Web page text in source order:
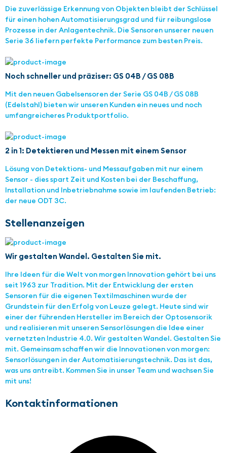
Die zuverlässige Erkennung von Objekten bleibt der Schlüssel
für einen hohen Automatisierungsgrad und für reibungslose
Prozesse in der Anlagentechnik. Die Sensoren unserer neuen
Serie 36 liefern perfekte Performance zum besten Preis.
Noch schneller und präziser: GS 04B / GS 08B
Mit den neuen Gabelsensoren der Serie GS 04B / GS 08B
(Edelstahl) bieten wir unseren Kunden ein neues und noch
umfangreicheres Produktportfolio.
2 in 1: Detektieren und Messen mit einem Sensor
Lösung von Detektions- und Messaufgaben mit nur einem
Sensor - dies spart Zeit und Kosten bei der Beschaffung,
Installation und Inbetriebnahme sowie im laufenden Betrieb:
der neue ODT 3C.
Stellenanzeigen
Wir gestalten Wandel. Gestalten Sie mit.
Ihre Ideen für die Welt von morgen Innovation gehört bei uns
seit 1963 zur Tradition. Mit der Entwicklung der ersten
Sensoren für die eigenen Textilmaschinen wurde der
Grundstein für den Erfolg von Leuze gelegt. Heute sind wir
einer der führenden Hersteller im Bereich der Optosensorik
und realisieren mit unseren Sensorlösungen die Idee einer
vernetzten Industrie 4.0. Wir gestalten Wandel. Gestalten Sie
mit. Gemeinsam schaffen wir die Innovationen von morgen:
Sensorlösungen in der Automatisierungstechnik. Das ist das,
was uns antreibt. Kommen Sie in unser Team und wachsen Sie
mit uns!
Kontaktinformationen